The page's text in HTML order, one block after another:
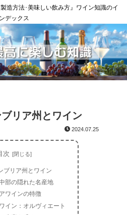
造方法･美味しい飲み方』ワイン知識のイ
ンデックス
リア州とワイン
2024.07.25
次
ブリア州とワイン
部の隠れた名産地
ワインの特徴
イン：オルヴィエート